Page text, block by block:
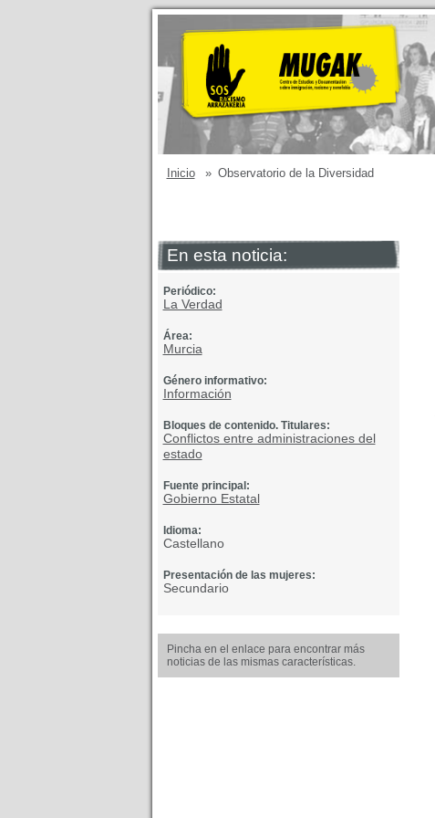
Inicio » Observatorio de la Diversidad
En esta noticia:
Periódico:
La Verdad
Área:
Murcia
Género informativo:
Información
Bloques de contenido. Titulares:
Conflictos entre administraciones del
estado
Fuente principal:
Gobierno Estatal
Idioma:
Castellano
Presentación de las mujeres:
Secundario
Pincha en el enlace para encontrar más
noticias de las mismas características.